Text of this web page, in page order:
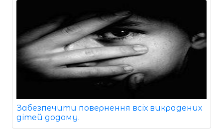
Забезпечити повернення всіх викрадених
дітей додому.